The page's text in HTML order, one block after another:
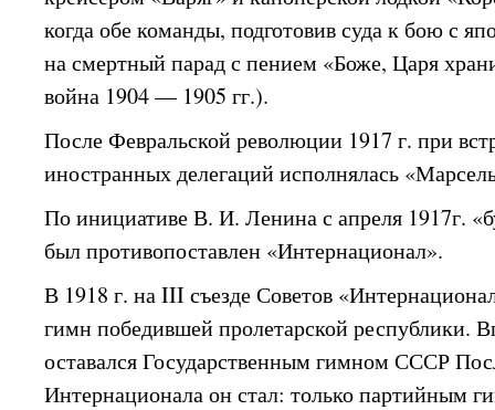
когда обе команды, подготовив суда к бою с
на смертный парад с пением «Боже, Царя
война 1904 — 1905 гг.).
После Февральской революции 1917 г. при
иностранных делегаций исполнялась
По инициативе В. И. Ленина с апреля 1917г.
был противопоставлен «Интернационал».
В 1918 г. на III съезде Советов
гимн победившей пролетарской республики.
оставался Государственным гимном СССР
Интернационала он стал: только партийным